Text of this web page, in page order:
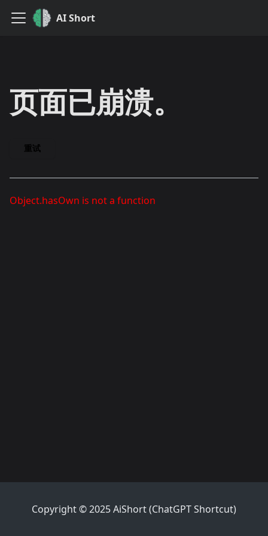
AI Short
页面已崩溃。
重试
Object.hasOwn is not a function
Copyright © 2025 AiShort (ChatGPT Shortcut)